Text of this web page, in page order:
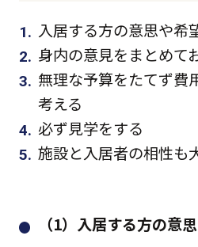
入居する方の意思や希
身内の意見をまとめて
無理な予算をたてず費
考える
必ず見学をする
施設と入居者の相性も
（1）入居する方の意